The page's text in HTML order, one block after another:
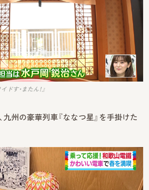
ドす・またん！』
九州の豪華列車『ななつ星』を手掛けた